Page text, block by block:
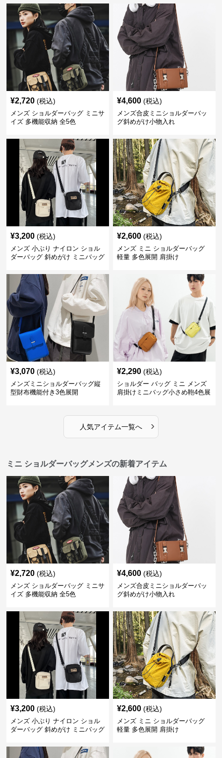
¥2,720 (税込)
メンズ ショルダーバッグ ミニサ
イズ 多機能収納 全5色
¥4,600 (税込)
メンズ合皮ミニショルダーバッ
グ斜めがけ小物入れ
¥3,200 (税込)
メンズ 小ぶり ナイロン ショル
ダーバッグ 斜めがけ ミニバッグ
¥2,600 (税込)
メンズ ミニ ショルダーバッグ
軽量 多色展開 肩掛け
¥3,070 (税込)
メンズミニショルダーバッグ縦
型財布機能付き3色展開
¥2,290 (税込)
ショルダー バッグ ミニ メンズ
肩掛けミニバッグ小さめ鞄4色展
人気アイテム一覧へ ›
ミニ ショルダーバッグメンズの新着アイテム
¥2,720 (税込)
メンズ ショルダーバッグ ミニサ
イズ 多機能収納 全5色
¥4,600 (税込)
メンズ合皮ミニショルダーバッ
グ斜めがけ小物入れ
¥3,200 (税込)
メンズ 小ぶり ナイロン ショル
ダーバッグ 斜めがけ ミニバッグ
¥2,600 (税込)
メンズ ミニ ショルダーバッグ
軽量 多色展開 肩掛け